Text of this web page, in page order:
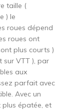
taille (
) le
roues dépend
roues ont
plus courts )
sur VTT ), par
aux
parfait avec
Avec un
épatée, et